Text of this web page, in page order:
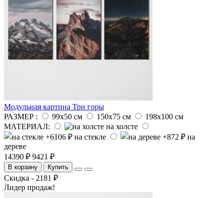
Модульная картина Три горы
РАЗМЕР :
99х50 см 150х75 см
198х100 см
МАТЕРИАЛ:
на холсте
на стекле
на
дереве
14390 ₽ 9421 ₽
В корзину Купить
Скидка - 2181 ₽
Лидер продаж!